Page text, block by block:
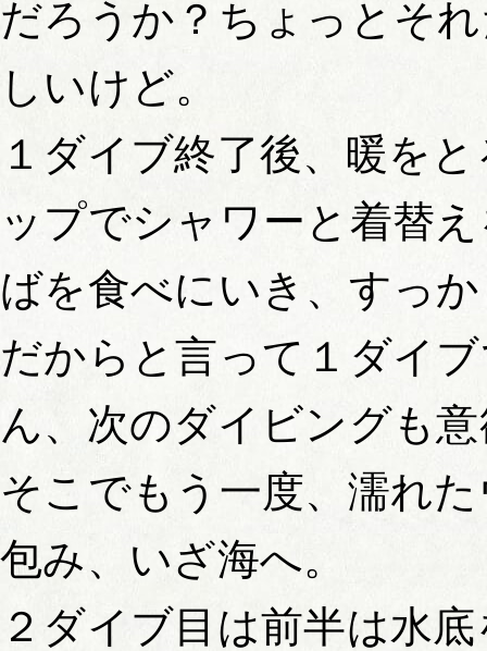
だろうか？ちょっとそ
しいけど。
１ダイブ終了後、暖を
ップでシャワーと着替
ばを食べにいき、すっ
だからと言って１ダイ
ん、次のダイビングも
そこでもう一度、濡れ
包み、いざ海へ。
２ダイブ目は前半は水